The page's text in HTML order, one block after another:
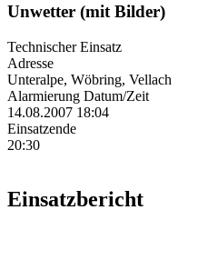
Unwetter (mit Bilder)
Technischer Einsatz
Adresse
Unteralpe, Wöbring, Vellach
Alarmierung Datum/Zeit
14.08.2007 18:04
Einsatzende
20:30
Einsatzbericht